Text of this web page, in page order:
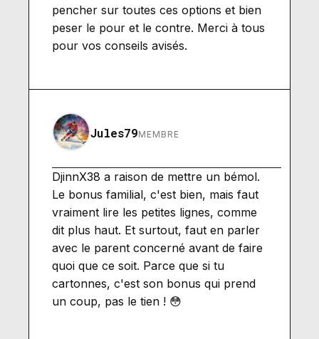
pencher sur toutes ces options et bien
peser le pour et le contre. Merci à tous
pour vos conseils avisés.
Jules79MEMBRE
DjinnX38 a raison de mettre un bémol.
Le bonus familial, c'est bien, mais faut
vraiment lire les petites lignes, comme
dit plus haut. Et surtout, faut en parler
avec le parent concerné avant de faire
quoi que ce soit. Parce que si tu
cartonnes, c'est son bonus qui prend
un coup, pas le tien ! 😳